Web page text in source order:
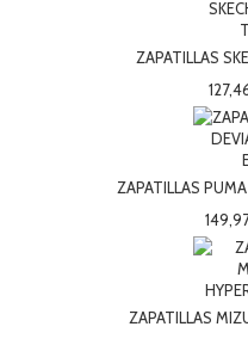
ZAPATILLAS
ZAPATILLAS
ZAPATILLAS